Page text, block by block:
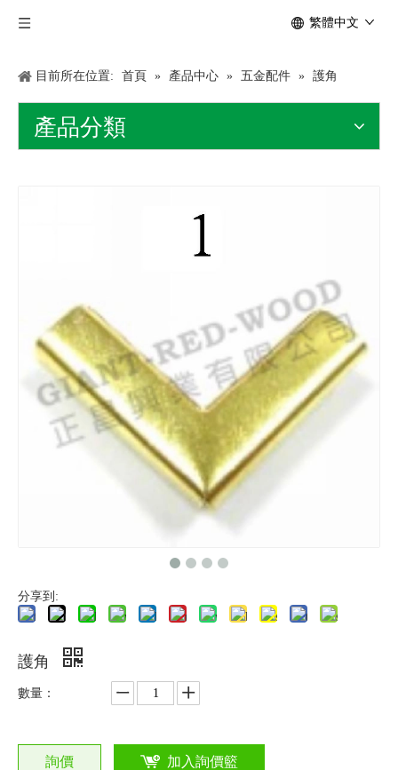
繁體中文
目前所在位置: 首頁 » 產品中心 » 五金配件 » 護角
產品分類
分享到:
護角
數量：
詢價 加入詢價籃